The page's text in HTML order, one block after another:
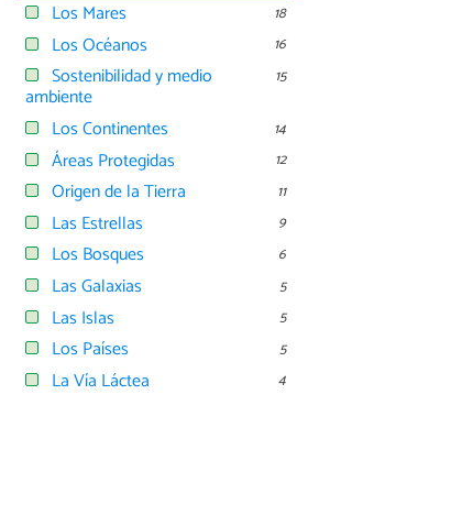
Los Mares 18
Los Océanos 16
Sostenibilidad y medio
ambiente
15
Los Continentes 14
Áreas Protegidas 12
Origen de la Tierra 11
Las Estrellas 9
Los Bosques 6
Las Galaxias 5
Las Islas 5
Los Países 5
La Vía Láctea 4